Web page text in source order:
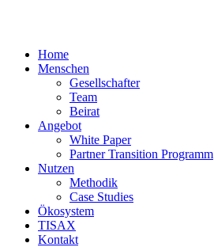
Home
Menschen
Gesellschafter
Team
Beirat
Angebot
White Paper
Partner Transition Programm
Nutzen
Methodik
Case Studies
Ökosystem
TISAX
Kontakt